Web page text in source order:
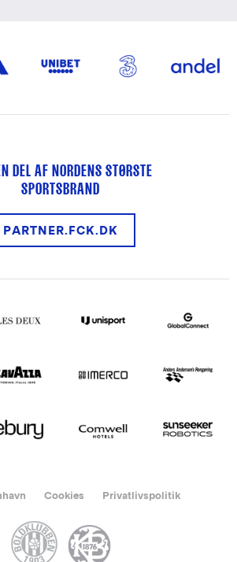
DEL AF NORDENS STØRSTE
SPORTSBRAND
PARTNER.FCK.DK
Cookies Privatlivspolitik